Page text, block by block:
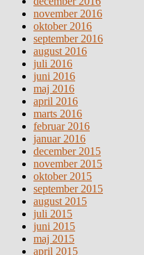
november 2016
oktober 2016
september 2016
august 2016
juli 2016
juni 2016
maj 2016
april 2016
marts 2016
februar 2016
januar 2016
december 2015
november 2015
oktober 2015
september 2015
august 2015
juli 2015
juni 2015
maj 2015
april 2015